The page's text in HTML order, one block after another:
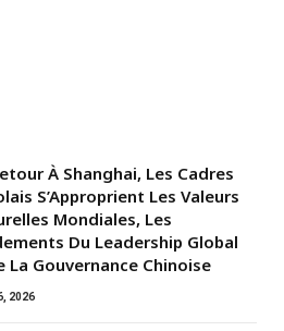
À Shanghai, Les Cadres
S’Approprient Les Valeurs
Mondiales, Les
Du Leadership Global
La Gouvernance Chinoise
2026